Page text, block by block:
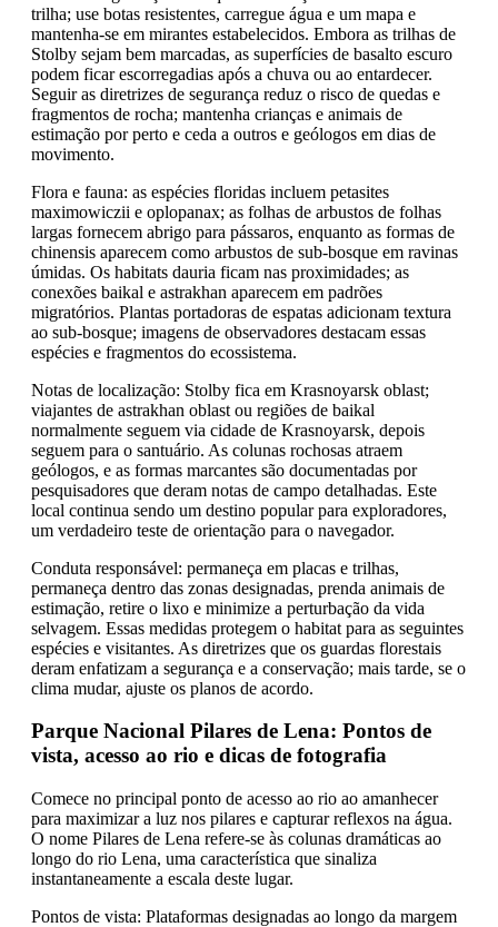
trilha; use botas resistentes, carregue água e um mapa e
mantenha-se em mirantes estabelecidos. Embora as trilhas de
Stolby sejam bem marcadas, as superfícies de basalto escuro
podem ficar escorregadias após a chuva ou ao entardecer.
Seguir as diretrizes de segurança reduz o risco de quedas e
fragmentos de rocha; mantenha crianças e animais de
estimação por perto e ceda a outros e geólogos em dias de
movimento.
Flora e fauna: as espécies floridas incluem petasites
maximowiczii e oplopanax; as folhas de arbustos de folhas
largas fornecem abrigo para pássaros, enquanto as formas de
chinensis aparecem como arbustos de sub-bosque em ravinas
úmidas. Os habitats dauria ficam nas proximidades; as
conexões baikal e astrakhan aparecem em padrões
migratórios. Plantas portadoras de espatas adicionam textura
ao sub-bosque; imagens de observadores destacam essas
espécies e fragmentos do ecossistema.
Notas de localização: Stolby fica em Krasnoyarsk oblast;
viajantes de astrakhan oblast ou regiões de baikal
normalmente seguem via cidade de Krasnoyarsk, depois
seguem para o santuário. As colunas rochosas atraem
geólogos, e as formas marcantes são documentadas por
pesquisadores que deram notas de campo detalhadas. Este
local continua sendo um destino popular para exploradores,
um verdadeiro teste de orientação para o navegador.
Conduta responsável: permaneça em placas e trilhas,
permaneça dentro das zonas designadas, prenda animais de
estimação, retire o lixo e minimize a perturbação da vida
selvagem. Essas medidas protegem o habitat para as seguintes
espécies e visitantes. As diretrizes que os guardas florestais
deram enfatizam a segurança e a conservação; mais tarde, se o
clima mudar, ajuste os planos de acordo.
Parque Nacional Pilares de Lena: Pontos de
vista, acesso ao rio e dicas de fotografia
Comece no principal ponto de acesso ao rio ao amanhecer
para maximizar a luz nos pilares e capturar reflexos na água.
O nome Pilares de Lena refere-se às colunas dramáticas ao
longo do rio Lena, uma característica que sinaliza
instantaneamente a escala deste lugar.
Pontos de vista: Plataformas designadas ao longo da margem